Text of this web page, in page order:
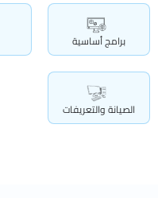
برامج أساسية
الصيانة والتعريفات